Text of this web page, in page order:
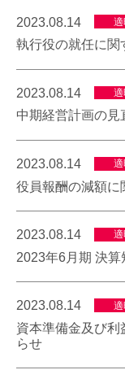
2023.08.14
執行役の就任に関
2023.08.14
中期経営計画の
2023.08.14
役員報酬の減額に
2023.08.14
2023年6月期 決算
2023.08.14
資本準備金及び
らせ